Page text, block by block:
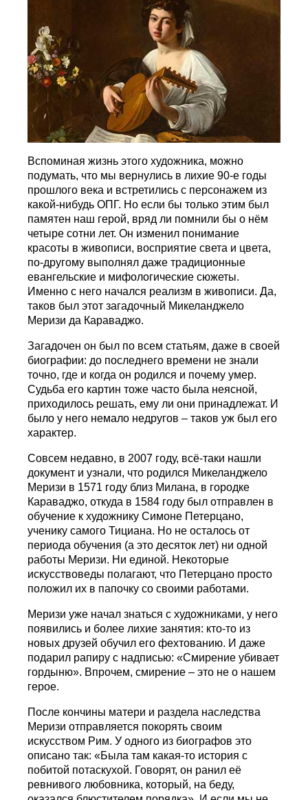
Вспоминая жизнь этого художника, можно
подумать, что мы вернулись в лихие 90-е годы
прошлого века и встретились с персонажем из
какой-нибудь ОПГ. Но если бы только этим был
памятен наш герой, вряд ли помнили бы о нём
четыре сотни лет. Он изменил понимание
красоты в живописи, восприятие света и цвета,
по-другому выполнял даже традиционные
евангельские и мифологические сюжеты.
Именно с него начался реализм в живописи. Да,
таков был этот загадочный Микеланджело
Меризи да Караваджо.
Загадочен он был по всем статьям, даже в своей
биографии: до последнего времени не знали
точно, где и когда он родился и почему умер.
Судьба его картин тоже часто была неясной,
приходилось решать, ему ли они принадлежат. И
было у него немало недругов – таков уж был его
характер.
Совсем недавно, в 2007 году, всё-таки нашли
документ и узнали, что родился Микеланджело
Меризи в 1571 году близ Милана, в городке
Караваджо, откуда в 1584 году был отправлен в
обучение к художнику Симоне Петерцано,
ученику самого Тициана. Но не осталось от
периода обучения (а это десяток лет) ни одной
работы Меризи. Ни единой. Некоторые
искусствоведы полагают, что Петерцано просто
положил их в папочку со своими работами.
Меризи уже начал знаться с художниками, у него
появились и более лихие занятия: кто-то из
новых друзей обучил его фехтованию. И даже
подарил рапиру с надписью: «Смирение убивает
гордыню». Впрочем, смирение – это не о нашем
герое.
После кончины матери и раздела наследства
Меризи отправляется покорять своим
искусством Рим. У одного из биографов это
описано так: «Была там какая-то история с
побитой потаскухой. Говорят, он ранил её
ревнивого любовника, который, на беду,